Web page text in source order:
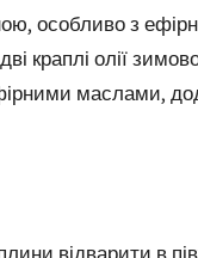
особливо з
краплі олії
маслами,